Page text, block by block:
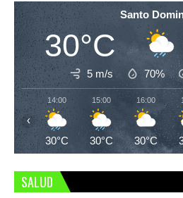
Santo
30°C
5 m/s 70%
14:00
30°C
15:00
30°C
16:00
30°C
‹
SALUD